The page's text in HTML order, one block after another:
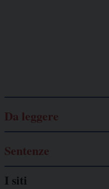
Da leggere
Sentenze
I siti